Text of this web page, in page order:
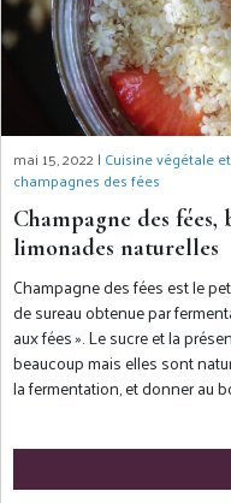
mai 15, 2022 | Cuisine végétale
champagnes des fées
Champagne des fées,
limonades naturelles
Champagne des fées est le
de sureau obtenue par
aux fées ». Le sucre et la
beaucoup mais elles sont
la fermentation, et donner au